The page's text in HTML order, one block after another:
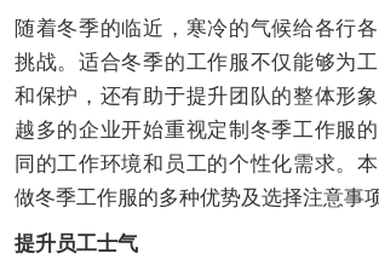
随着冬季的临近，寒冷的气候给各行
挑战。适合冬季的工作服不仅能够为
和保护，还有助于提升团队的整体形
越多的企业开始重视定制冬季工作服
同的工作环境和员工的个性化需求。
做冬季工作服的多种优势及选择注意事项
提升员工士气